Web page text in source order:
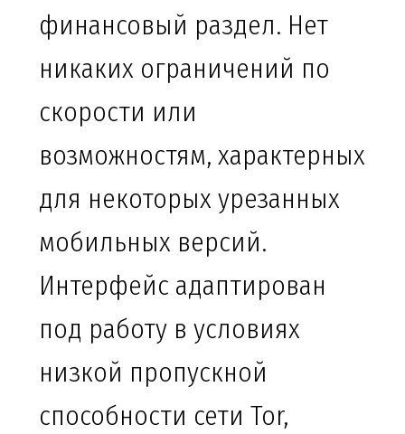
финансовый раздел. Нет
никаких ограничений по
скорости или
возможностям, характерных
для некоторых урезанных
мобильных версий.
Интерфейс адаптирован
под работу в условиях
низкой пропускной
способности сети Tor,